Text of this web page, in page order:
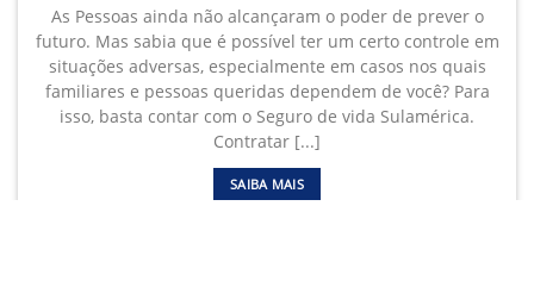
As Pessoas ainda não alcançaram o poder de prever o
futuro. Mas sabia que é possível ter um certo controle em
situações adversas, especialmente em casos nos quais
familiares e pessoas queridas dependem de você? Para
isso, basta contar com o Seguro de vida Sulamérica.
Contratar [...]
SAIBA MAIS